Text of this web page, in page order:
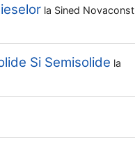
la Sined Novaconst
Si Semisolide la